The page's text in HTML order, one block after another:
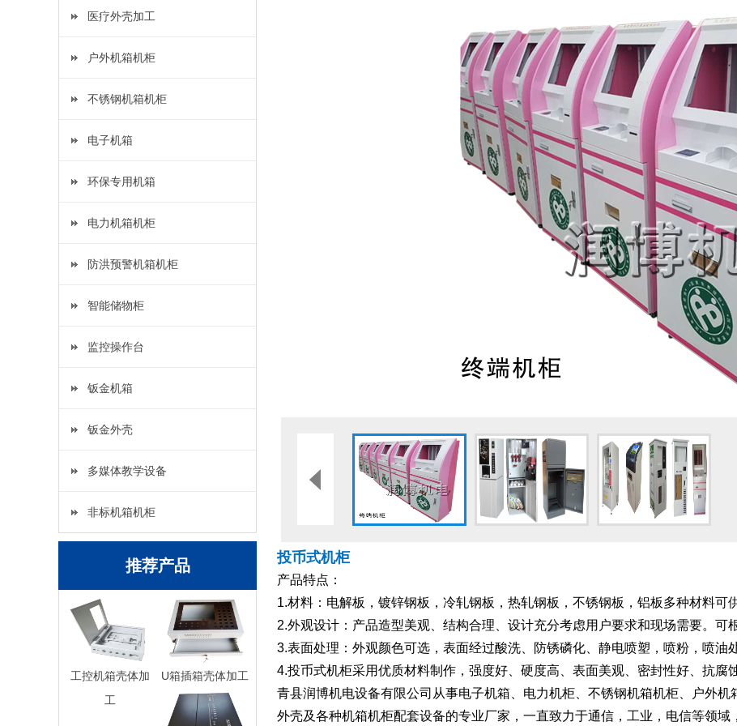
医疗外壳加工
户外机箱机柜
不锈钢机箱机柜
电子机箱
环保专用机箱
电力机箱机柜
防洪预警机箱机柜
智能储物柜
监控操作台
钣金机箱
钣金外壳
多媒体教学设备
非标机箱机柜
推荐产品
工控机箱壳体加
工
U箱插箱壳体加工
投币式机柜
产品特点：
1.材料：电解板，镀锌钢板，冷轧钢板，热轧钢板，不锈钢板，铝板多种材料可
2.外观设计：产品造型美观、结构合理、设计充分考虑用户要求和现场需要。可
3.表面处理：外观颜色可选，表面经过酸洗、防锈磷化、静电喷塑，喷粉，喷油
4.投币式机柜采用优质材料制作，强度好、硬度高、表面美观、密封性好、抗腐
青县润博机电设备有限公司从事电子机箱、电力机柜、不锈钢机箱机柜、户外
外壳及各种机箱机柜配套设备的专业厂家，一直致力于通信，工业，电信等领域